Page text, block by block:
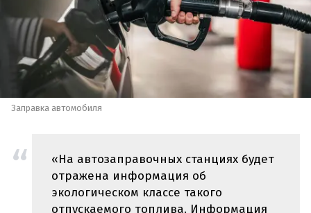
Заправка автомобиля
«На автозаправочных станциях будет
отражена информация об
экологическом классе такого
отпускаемого топлива. Информация